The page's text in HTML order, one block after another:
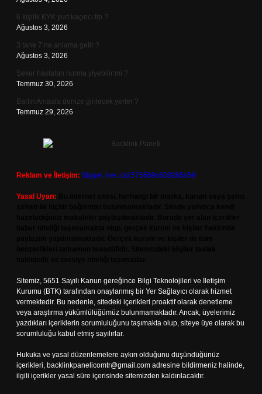
6 kişilik KYK yurt kaçıncı tip ?
Ağustos 3, 2026
3 tane 7 ne anlama gelir ?
Ağustos 3, 2026
Şeker hastaları hurma yiyebilir mi ?
Temmuz 30, 2026
Bartın Amasra denize girilecek yerler ?
Temmuz 29, 2026
Reklam ve İletişim: Skype: live:.cid.575569c608265c69
Yasal Uyarı:
Sitemiz, 5651 Sayılı Kanun gereğince Bilgi Teknolojileri ve İletişim
Kurumu (BTK) tarafından onaylanmış bir Yer Sağlayıcı olarak hizmet
vermektedir. Bu nedenle, sitedeki içerikleri proaktif olarak denetleme
veya araştırma yükümlülüğümüz bulunmamaktadır. Ancak, üyelerimiz
yazdıkları içeriklerin sorumluluğunu taşımakta olup, siteye üye olarak bu
sorumluluğu kabul etmiş sayılırlar.
Hukuka ve yasal düzenlemelere aykırı olduğunu düşündüğünüz
içerikleri, backlinkpanelicomtr@gmail.com adresine bildirmeniz halinde,
ilgili içerikler yasal süre içerisinde sitemizden kaldırılacaktır.